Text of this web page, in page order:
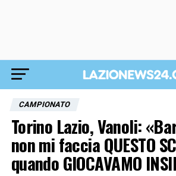
CAMPIONATO
Torino Lazio, Vanoli:
non mi faccia QUESTO
quando GIOCAVAMO